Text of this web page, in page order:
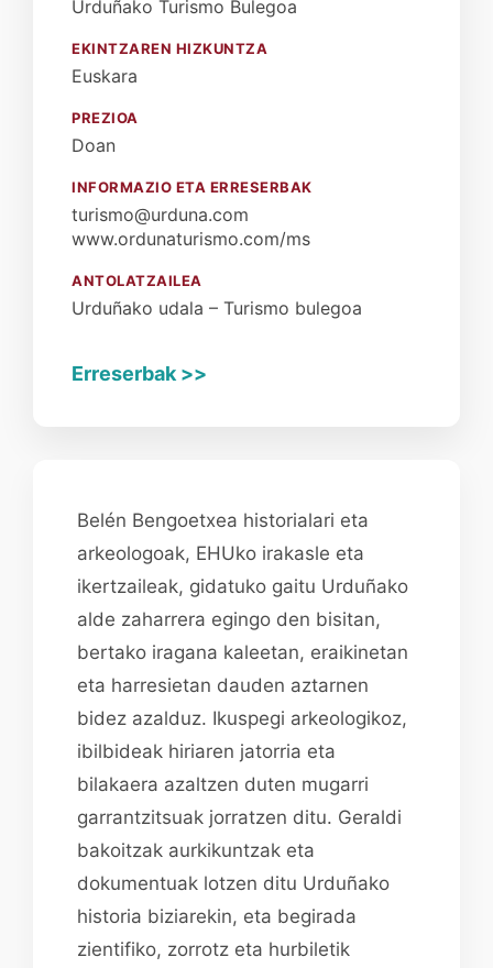
Belén Bengoetxea historialari eta
arkeologoak, EHUko irakasle eta
ikertzaileak, gidatuko gaitu Urduñako
alde zaharrera egingo den bisitan,
bertako iragana kaleetan, eraikinetan
eta harresietan dauden aztarnen
bidez azalduz. Ikuspegi arkeologikoz,
ibilbideak hiriaren jatorria eta
bilakaera azaltzen duten mugarri
garrantzitsuak jorratzen ditu. Geraldi
bakoitzak aurkikuntzak eta
dokumentuak lotzen ditu Urduñako
historia biziarekin, eta begirada
zientifiko, zorrotz eta hurbiletik
Urduñako Turismo Bulegoa
EKINTZAREN HIZKUNTZA
Euskara
PREZIOA
Doan
INFORMAZIO ETA ERRESERBAK
turismo@urduna.com
www.ordunaturismo.com/ms
ANTOLATZAILEA
Urduñako udala – Turismo bulegoa
Erreserbak >>